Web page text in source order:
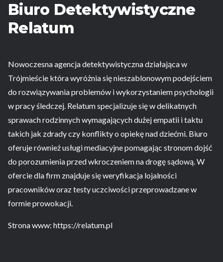
Biuro Detektywistyczne
Relatum
Nowoczesna agencja detektywistyczna działająca w
Trójmieście która wyróżnia się nieszablonowym podejściem
do rozwiązywania problemów i wykorzystaniem psychologii
w pracy śledczej. Relatum specjalizuje się w delikatnych
sprawach rodzinnych wymagających dużej empatii i taktu
takich jak zdrady czy konflikty o opiekę nad dziećmi. Biuro
oferuje również usługi mediacyjne pomagając stronom dojść
do porozumienia przed wkroczeniem na drogę sądową. W
ofercie dla firm znajduje się weryfikacja lojalności
pracowników oraz testy uczciwości przeprowadzane w
formie prowokacji.
Strona www: https://relatum.pl